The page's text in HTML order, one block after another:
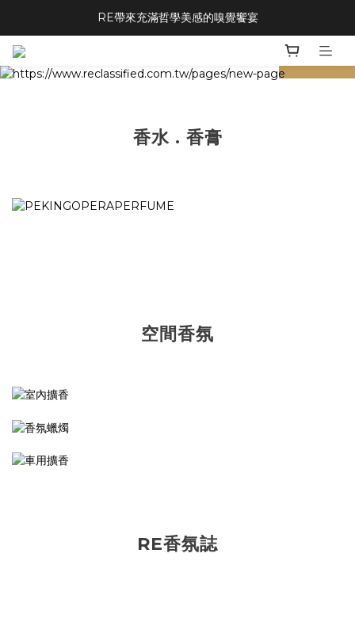
RE帶來充滿哲學美感的嗅覺饗宴
prev next
香水 . 香膏
空間香氛
RE香氛誌